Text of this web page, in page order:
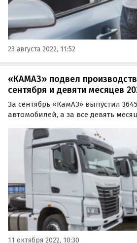
23 августа 2022, 11:52
«КАМАЗ» подвел
сентября и девяти месяцев
За сентябрь «КамАЗ» выпустил
автомобилей, а за все девять
больше, чем за тот же период 2021
11 октября 2022, 10:30